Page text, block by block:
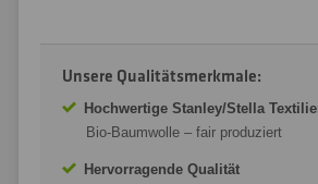
Unsere Qualitätsmerkmale:
Hochwertige Stanley/Stella
Bio-Baumwolle – fair produziert
Hervorragende Qualität